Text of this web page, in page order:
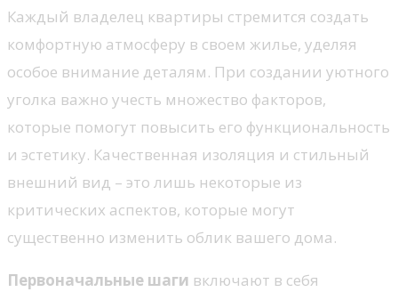
Каждый владелец квартиры стремится создать
комфортную атмосферу в своем жилье, уделяя
особое внимание деталям. При создании уютного
уголка важно учесть множество факторов,
которые помогут повысить его функциональность
и эстетику. Качественная изоляция и стильный
внешний вид – это лишь некоторые из
критических аспектов, которые могут
существенно изменить облик вашего дома.
Первоначальные шаги включают в себя